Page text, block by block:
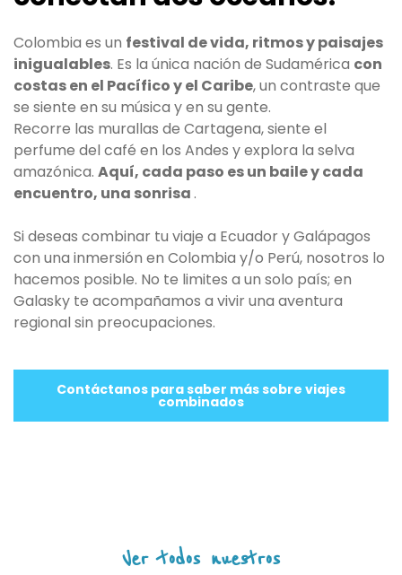
Colombia es un festival de vida, ritmos y paisajes
inigualables. Es la única nación de Sudamérica con
costas en el Pacífico y el Caribe, un contraste que
se siente en su música y en su gente.
Recorre las murallas de Cartagena, siente el
perfume del café en los Andes y explora la selva
amazónica. Aquí, cada paso es un baile y cada
encuentro, una sonrisa .
Si deseas combinar tu viaje a Ecuador y Galápagos
con una inmersión en Colombia y/o Perú, nosotros lo
hacemos posible. No te limites a un solo país; en
Galasky te acompañamos a vivir una aventura
regional sin preocupaciones.
Contáctanos para saber más sobre viajes
combinados
Ver todos nuestros